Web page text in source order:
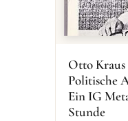
Otto
Politische
Ein IG
Stunde